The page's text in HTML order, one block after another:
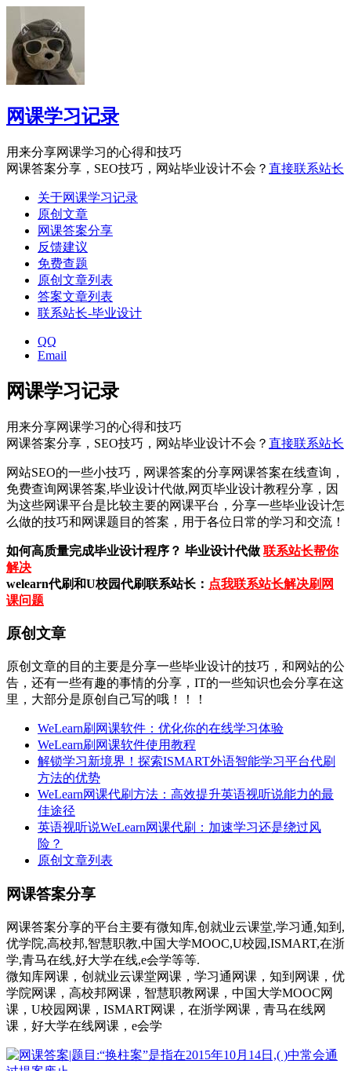
网课学习记录
用来分享网课学习的心得和技巧
网课答案分享，SEO技巧，网站毕业设计不会？ 直接联系站长
关于网课学习记录
原创文章
网课答案分享
反馈建议
免费查题
原创文章列表
答案文章列表
联系站长-毕业设计
QQ
Email
网课学习记录
用来分享网课学习的心得和技巧
网课答案分享，SEO技巧，网站毕业设计不会？ 直接联系站长
网站SEO的一些小技巧，网课答案的分享网课答案在线查询，
免费查询网课答案,毕业设计代做,网页毕业设计教程分享，因
为这些网课平台是比较主要的网课平台，分享一些毕业设计怎
么做的技巧和网课题目的答案，用于各位日常的学习和交流！
如何高质量完成毕业设计程序？ 毕业设计代做 联系站长帮你
解决
welearn代刷和U校园代刷联系站长： 点我联系站长解决刷网
课问题
原创文章
原创文章的目的主要是分享一些毕业设计的技巧，和网站的公
告，还有一些有趣的事情的分享，IT的一些知识也会分享在这
里，大部分是原创自己写的哦！！！
WeLearn刷网课软件：优化你的在线学习体验
WeLearn刷网课软件使用教程
解锁学习新境界！探索ISMART外语智能学习平台代刷
方法的优势
WeLearn网课代刷方法：高效提升英语视听说能力的最
佳途径
英语视听说WeLearn网课代刷：加速学习还是绕过风
险？
原创文章列表
网课答案分享
网课答案分享的平台主要有微知库,创就业云课堂,学习通,知到,
优学院,高校邦,智慧职教,中国大学MOOC,U校园,ISMART,在浙
学,青马在线,好大学在线,e会学等等.
微知库网课，创就业云课堂网课，学习通网课，知到网课，优
学院网课，高校邦网课，智慧职教网课，中国大学MOOC网
课，U校园网课，ISMART网课，在浙学网课，青马在线网
课，好大学在线网课，e会学